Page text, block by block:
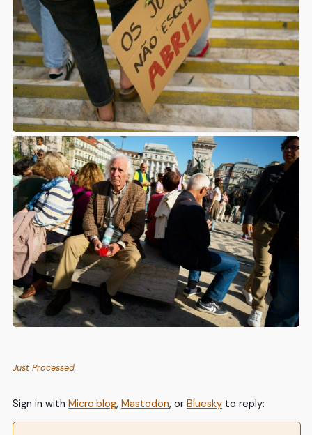
Just Processed
Sign in with Micro.blog, Mastodon, or Bluesky to reply: